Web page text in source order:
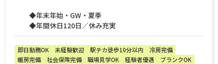
◆年末年始・GW・夏季
◆年間休日120日／休み充実
即日勤務OK 未経験歓迎 駅チカ徒歩10分以内
冷房完備
暖房完備
社会保険完備 職場見学OK 経験者優遇
ブランクOK